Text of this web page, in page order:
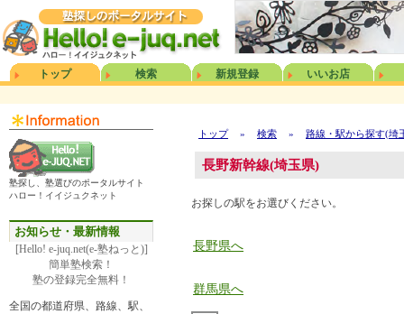
トップ 検索 新規登録 いいお店
塾探し、塾選びのポータルサイト
ハロー！イイジュクネット
お知らせ・最新情報
[Hello! e-juq.net(e-塾ねっと)]
簡単塾検索！
塾の登録完全無料！
全国の都道府県、路線、駅、
トップ » 検索 » 路線・駅から探す(埼
長野新幹線(埼玉県)
お探しの駅をお選びください。
長野県へ
群馬県へ